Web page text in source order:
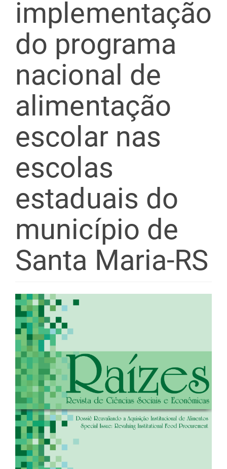
implementação
do programa
nacional de
alimentação
escolar nas
escolas
estaduais do
município de
Santa Maria-RS
Barra
lateral
de
artigos